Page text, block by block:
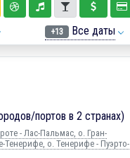
+13 Все даты
портов в 2 странах)
- Лас-Пальмас, о. Гран-
Тенерифе, о. Тенерифе - Пуэрто-